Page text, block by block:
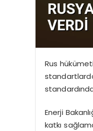
Rus
Enerji
katkı